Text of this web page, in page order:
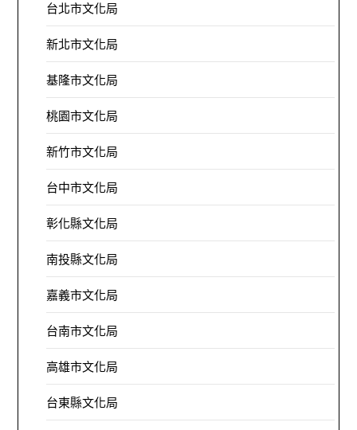
台北市文化局
新北市文化局
基隆市文化局
桃園市文化局
新竹市文化局
台中市文化局
彰化縣文化局
南投縣文化局
嘉義市文化局
台南市文化局
高雄市文化局
台東縣文化局